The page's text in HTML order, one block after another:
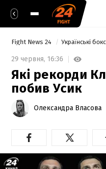
Fight News 24 Українські
29 червня, 16:36
Які рекорди
побив Усик
Олександра Власова